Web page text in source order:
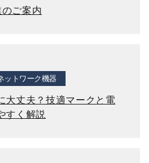
ご案内
ットワーク機器
大丈夫？技適マークと電
すく解説